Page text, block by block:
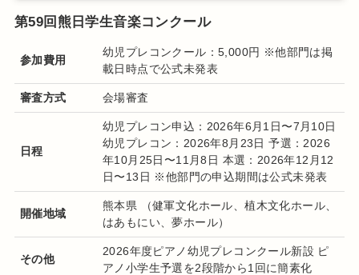
第59回熊日学生音楽コンクール
参加費用
幼児プレコンクール：5,000円 ※他部門は掲
載日時点で公式未発表
審査方式 会場審査
日程
幼児プレコン申込：2026年6月1日〜7月10日
幼児プレコン：2026年8月23日 予選：2026
年10月25日〜11月8日 本選：2026年12月12
日〜13日 ※他部門の申込期間は公式未発表
開催地域
熊本県
（健軍文化ホール、植木文化ホール、
はあもにい、夢ホール）
その他
2026年度ピアノ幼児プレコンクール新設 ピ
アノ小学生予選を2段階から1回に簡素化